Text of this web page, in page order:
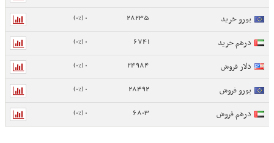
یورو خرید 28235
0 (0%)
درهم خرید 6741
0 (0%)
دلار فروش 24984
0 (0%)
یورو فروش 28492
0 (0%)
درهم فروش 6803
0 (0%)